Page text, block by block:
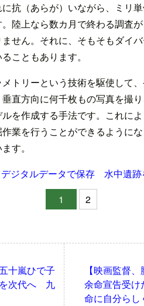
抗（あらが）いながら、ミリ
陸上なら数カ月で終わる調査
せん。それに、そもそもダイ
こともあります。
トリーという技術を駆使して
直方向に何千枚もの写真を撮
を作成する手法です。これに
業を行うことができるように
す。
デジタルデータで保存 水中遺跡
1
2
十嵐ひで子
を次代へ 九
【映画監督
余命宣告受
命に自分らし